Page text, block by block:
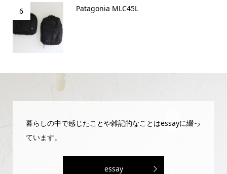
6 Patagonia MLC45L
暮らしの中で感じたことや雑記的なことはessayに綴っ
ています。
essay